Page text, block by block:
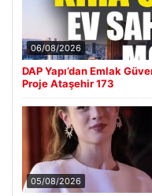
06/08/2026
DAP Yapı’dan Emlak
Proje Ataşehir 173
05/08/2026